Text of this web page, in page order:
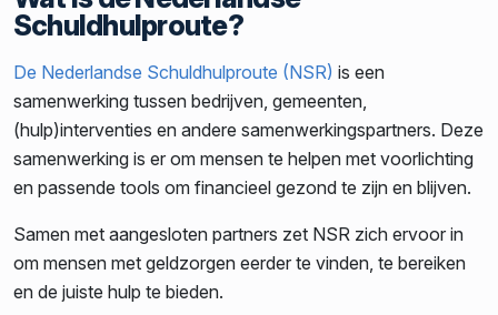
Schuldhulproute?
De Nederlandse Schuldhulproute (NSR) is een
samenwerking tussen bedrijven, gemeenten,
(hulp)interventies en andere samenwerkingspartners. Deze
samenwerking is er om mensen te helpen met voorlichting
en passende tools om financieel gezond te zijn en blijven.
Samen met aangesloten partners zet NSR zich ervoor in
om mensen met geldzorgen eerder te vinden, te bereiken
en de juiste hulp te bieden.